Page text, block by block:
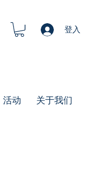
登入
活动 关于我们